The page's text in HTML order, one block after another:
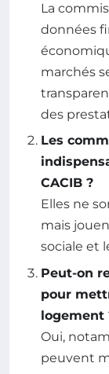
La
données
marchés
des
Les
CACIB ?
Elles ne
mais
sociale et
Peut-on
pour
logement
Oui,
peuvent